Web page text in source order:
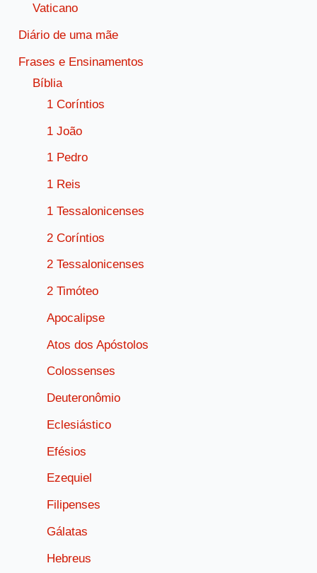
Vaticano
Diário de uma mãe
Frases e Ensinamentos
Bíblia
1 Coríntios
1 João
1 Pedro
1 Reis
1 Tessalonicenses
2 Coríntios
2 Tessalonicenses
2 Timóteo
Apocalipse
Atos dos Apóstolos
Colossenses
Deuteronômio
Eclesiástico
Efésios
Ezequiel
Filipenses
Gálatas
Hebreus